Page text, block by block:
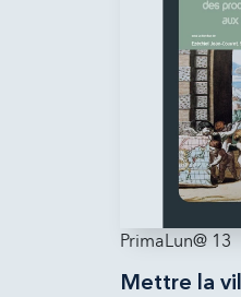
PrimaLun@ 13
Mettre la